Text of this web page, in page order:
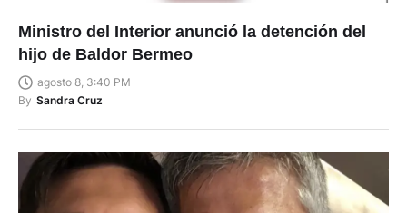
Ministro del Interior anunció la detención del
hijo de Baldor Bermeo
agosto 8, 3:40 PM
By Sandra Cruz